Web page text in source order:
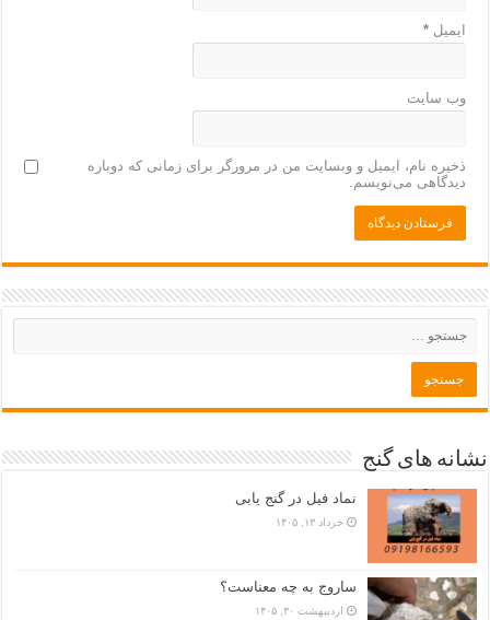
ایمیل*
وب‌ سایت
ذخیره نام، ایمیل و وبسایت من در مرورگر برای زمانی که دوباره
دیدگاهی می‌نویسم.
نشانه های گنج
نماد فیل در گنج یابی
خرداد ۱۳, ۱۴۰۵
ساروج به چه معناست؟
اردیبهشت ۳۰, ۱۴۰۵